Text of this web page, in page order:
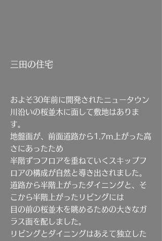
三田の住宅
およそ30年前に開発されたニュータウン
川沿いの桜並木に面して敷地はありま
す。
地盤面が、前面道路から1.7m上がった高
さにあったため
半階ずつフロアを重ねていくスキップフ
ロアの構成が自然と導き出されました。
道路から半階上がったダイニングと、そ
こから半階上がったリビングには
目の前の桜並木を眺めるための大きなガ
ラス面を配しました。
リビングとダイニングはあえて独立した